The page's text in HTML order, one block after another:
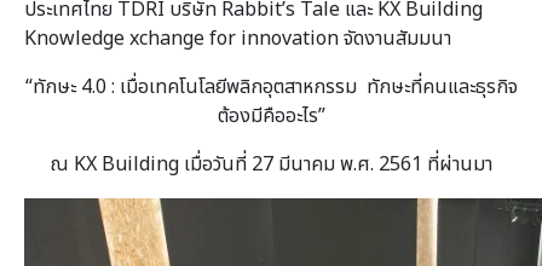
ประเทศไทย TDRI บริษัท Rabbit’s Tale และ KX Building
Knowledge xchange for innovation จัดงานสัมมนา
“ทักษะ 4.0 : เมื่อเทคโนโลยีพลิกอุตสาหกรรม ทักษะที่คนและธุรกิจ
ต้องมีคืออะไร”
ณ KX Building เมื่อวันที่ 27 มีนาคม พ.ศ. 2561 ที่ผ่านมา